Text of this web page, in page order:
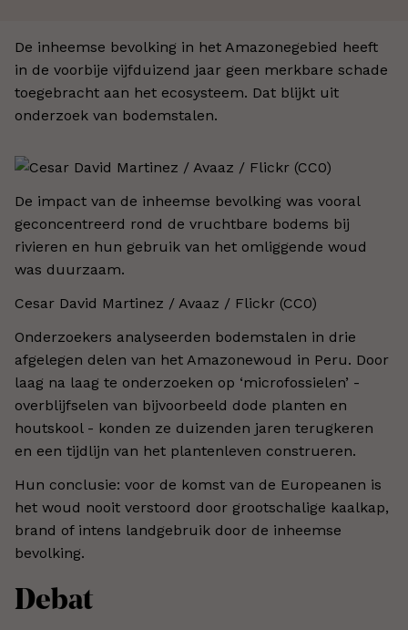
De inheemse bevolking in het Amazonegebied heeft
in de voorbije vijfduizend jaar geen merkbare schade
toegebracht aan het ecosysteem. Dat blijkt uit
onderzoek van bodemstalen.
De impact van de inheemse bevolking was vooral
geconcentreerd rond de vruchtbare bodems bij
rivieren en hun gebruik van het omliggende woud
was duurzaam.
Cesar David Martinez / Avaaz / Flickr (CC0)
Onderzoekers analyseerden bodemstalen in drie
afgelegen delen van het Amazonewoud in Peru. Door
laag na laag te onderzoeken op ‘microfossielen’ -
overblijfselen van bijvoorbeeld dode planten en
houtskool - konden ze duizenden jaren terugkeren
en een tijdlijn van het plantenleven construeren.
Hun conclusie: voor de komst van de Europeanen is
het woud nooit verstoord door grootschalige kaalkap,
brand of intens landgebruik door de inheemse
bevolking.
Debat